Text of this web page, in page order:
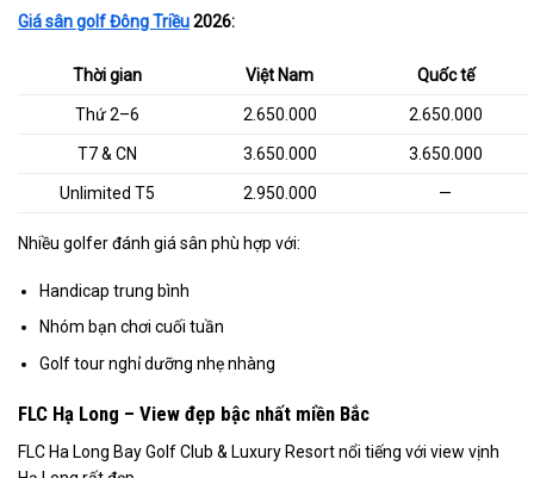
Giá sân golf Đông Triều2026:
Thời gian Việt Nam Quốc tế
Thứ 2–6 2.650.000 2.650.000
T7 & CN 3.650.000 3.650.000
Unlimited T5 2.950.000 —
Nhiều golfer đánh giá sân phù hợp với:
Handicap trung bình
Nhóm bạn chơi cuối tuần
Golf tour nghỉ dưỡng nhẹ nhàng
FLC Hạ Long – View đẹp bậc nhất miền Bắc
FLC Ha Long Bay Golf Club & Luxury Resort nổi tiếng với view vịnh